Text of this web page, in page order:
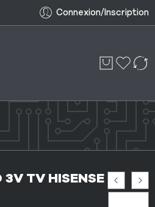
Connexion/Inscription
TV HISENSE